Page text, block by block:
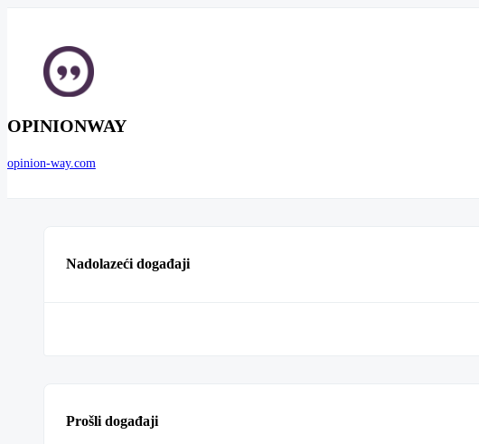
OPINIONWAY
opinion-way.com
Nadolazeći događaji
Prošli događaji